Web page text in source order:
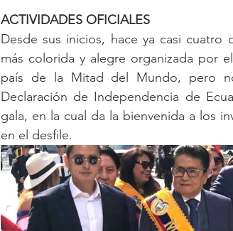
ACTIVIDADES OFICIALES
Desde sus inicios, hace ya casi cuatro
más colorida y alegre organizada por
país de la Mitad del Mundo, pero
Declaración de Independencia de
gala, en la cual da la bienvenida a los
en el desfile.